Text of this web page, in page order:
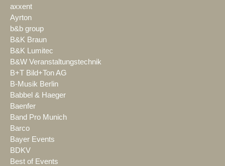
axxent
Ayrton
b&b group
B&K Braun
B&K Lumitec
B&W Veranstaltungstechnik
B+T Bild+Ton AG
B-Musik Berlin
Babbel & Haeger
Baenfer
Band Pro Munich
Barco
Bayer Events
BDKV
Best of Events